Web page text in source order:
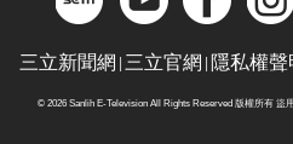
三立新聞網 三立官網 隱私權聲
© 2026 Sanlih E-Television All Rights Reserved 版權所有 盜